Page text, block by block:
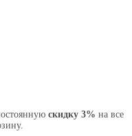
скидку 3% на все